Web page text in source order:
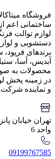
فروشگاه
ساختمانی اعم
لوازم توالت
دستشویی و
برندهای فرپود،
آبدیس، آسا،
محصولات به
در زمینه پخش
و نماینده شرکت
واحد 6
09199767585